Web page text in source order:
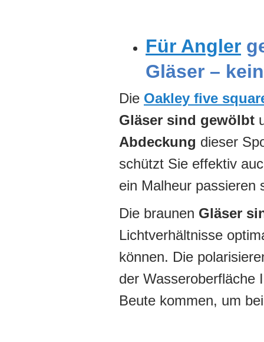
Für Angler
Gläser –
Die Oakley five
Gläser sind gewölbt
Abdeckung dieser
schützt Sie effektiv
ein Malheur passieren
Die braunen Gläser
Lichtverhältnisse
können. Die
der Wasseroberfläche
Beute kommen, um